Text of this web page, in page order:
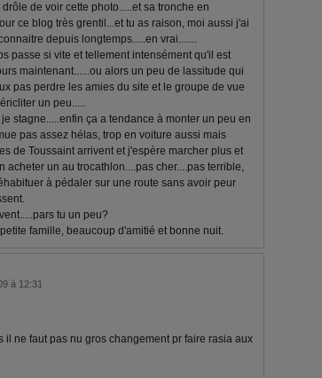
de voir cette photo.....et sa tronche en
ce blog très grentil...et tu as raison, moi aussi j'ai
depuis longtemps.....en vrai.......
passe si vite et tellement intensément qu'il est
maintenant......ou alors un peu de lassitude qui
pas perdre les amies du site et le groupe de vue
un peu.....
stagne.....enfin ça a tendance à monter un peu en
pas assez hélas, trop en voiture aussi mais
de Toussaint arrivent et j'espère marcher plus et
acheter un au trocathlon....pas cher....pas terrible,
à pédaler sur une route sans avoir peur
tu un peu?
famille, beaucoup d'amitié et bonne nuit.
à 12:31
il ne faut pas nu gros changement pr faire rasia aux